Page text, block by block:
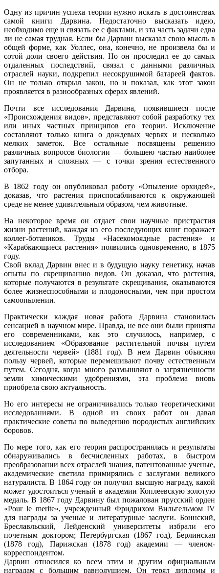
Одну из причин успеха теории нужно искать в достоинствах
самой книги Дарвина. Недостаточно высказать идею,
необходимо еще и связать ее с фактами, и эта часть задачи едва
ли не самая трудная. Если бы Дарвин высказал свою мысль в
общей форме, как Уоллес, она, конечно, не произвела бы и
сотой доли своего действия. Но он проследил ее до самых
отдаленных последствий, связал с данными различных
отраслей науки, подкрепил несокрушимой батареей фактов.
Он не только открыл закон, но и показал, как этот закон
проявляется в разнообразных сферах явлений.
Почти все исследования Дарвина, появившиеся после
«Происхождения видов», представляют собой разработку тех
или иных частных принципов его теории. Исключение
составляют только книга о дождевых червях и несколько
мелких заметок. Все остальные посвящены решению
различных вопросов биологии — большею частью наиболее
запутанных и сложных — с точки зрения естественного
отбора.
В 1862 году он опубликовал работу «Опыление орхидей»,
доказав, что растения приспосабливаются к окружающей
среде не менее удивительным образом, чем животные.
На некоторое время он отдает свои научные пристрастия
жизни растений, каждая из его последующих книг поражает
коллег-ботаников. Труды «Насекомоядные растения» и
«Карабкающиеся растения» появились одновременно, в 1875
году.
Свой вклад Дарвин внес и в будущую науку генетику, начав
опыты по скрещиванию видов. Он доказал, что растения,
которые получаются в результате скрещивания, оказываются
более жизнеспособными и плодоносными, чем при простом
самоопылении.
Практически каждая новая работа Дарвина становилась
сенсацией в научном мире. Правда, не все они были приняты
его современниками, как это случилось, например, с
исследованием «Образование растительной почвы путем
деятельности червей» (1881 год). В нем Дарвин объяснял
пользу червей, которые перемешивают почву естественным
путем. Сегодня, когда много размышляют о загрязненности
земли химическими удобрениями, эта проблема вновь
приобрела свою актуальность.
Но его интересы не ограничивались только теоретическими
исследованиями. В одной из своих работ он давал
практические советы по выведению породистых английских
боровов.
По мере того, как его теория распространялась и результаты
обнаруживались в бесчисленных работах, в быстром
преобразовании всех отраслей знания, патентованные ученые,
академические светила примирялись с заслугами великого
натуралиста. В 1864 году он получил высшую награду, какой
может удостоиться ученый в академии Коплеевскую золотую
медаль. В 1867 году Дарвину был пожалован прусский орден
«Роur lе merite», учрежденный Фридрихом Вильгельмом IV
для награды за ученые и литературные заслуги. Боннский,
Бреславльский, Лейденский университеты избрали его
почетным доктором; Петербургская (1867 год), Берлинская
(1878 год), Парижская (1878 год) академии — членом-
корреспондентом.
Дарвин относился ко всем этим и другим официальным
наградам с большим равнодушием. Он терял дипломы и